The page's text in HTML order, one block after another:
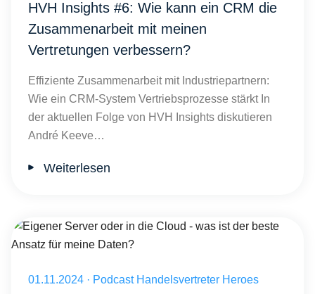
HVH Insights #6: Wie kann ein CRM die
Zusammenarbeit mit meinen
Vertretungen verbessern?
Effiziente Zusammenarbeit mit Industriepartnern:
Wie ein CRM-System Vertriebsprozesse stärkt In
der aktuellen Folge von HVH Insights diskutieren
André Keeve…
Weiterlesen
Veröffentlicht am 01.11.2024
01.11.2024 · Podcast Handelsvertreter Heroes